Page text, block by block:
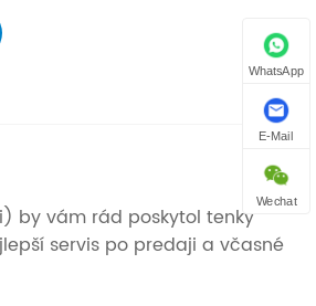
by vám rád poskytol tenký
servis po predaji a včasné
WhatsApp
E-Mail
Wechat